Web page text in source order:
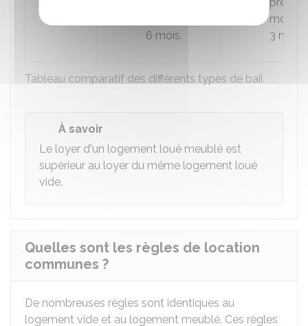
Tableau comparatif des différents types de bail
6 mois.
moins
3 mois.
À savoir
Le loyer d'un logement loué meublé est
supérieur au loyer du même logement loué
vide.
Quelles sont les règles de location
communes ?
De nombreuses règles sont identiques au
logement vide et au logement meublé. Ces règles